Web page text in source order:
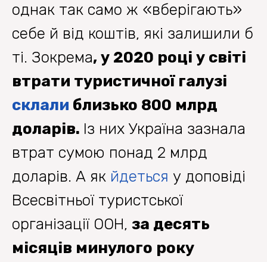
однак так само ж «вберігають»
себе й від коштів, які залишили б
ті. Зокрема, у 2020 році у світі
втрати туристичної галузі
склали близько 800 млрд
доларів. Із них Україна зазнала
втрат сумою понад 2 млрд
доларів. А як йдеться у доповіді
Всесвітньої туристської
організації ООН, за десять
місяців минулого року